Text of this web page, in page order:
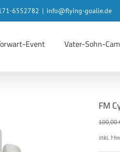
6552782 | info@flying-goalie.de
Event Vater-Sohn-
FM
100,00
inkl.